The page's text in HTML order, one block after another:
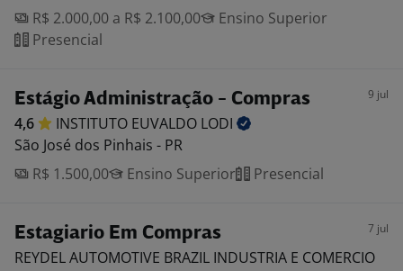
R$ 2.000,00 a R$ 2.100,00
Ensino Superior
Presencial
Estágio Administração - Compras 9 jul
4,6 INSTITUTO EUVALDO LODI
São José dos Pinhais - PR
R$ 1.500,00
Ensino Superior Presencial
Estagiario Em Compras 7 jul
REYDEL AUTOMOTIVE BRAZIL INDUSTRIA E COMERCIO